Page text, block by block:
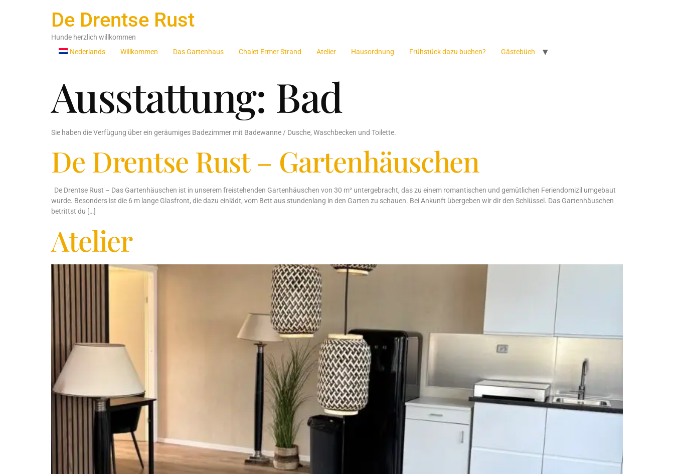
De Drentse Rust
Hunde herzlich willkommen
Nederlands
Willkommen Das Gartenhaus Chalet Ermer Strand Atelier Hausordnung Frühstück dazu buchen? Gästebüch
Ausstattung: Bad
Sie haben die Verfügung über ein geräumiges Badezimmer mit Badewanne / Dusche, Waschbecken und Toilette.
De Drentse Rust – Gartenhäuschen
De Drentse Rust – Das Gartenhäuschen ist in unserem freistehenden Gartenhäuschen von 30 m² untergebracht, das zu einem romantischen und gemütlichen Feriendomizil umgebaut
wurde. Besonders ist die 6 m lange Glasfront, die dazu einlädt, vom Bett aus stundenlang in den Garten zu schauen. Bei Ankunft übergeben wir dir den Schlüssel. Das Gartenhäuschen
betrittst du […]
Atelier